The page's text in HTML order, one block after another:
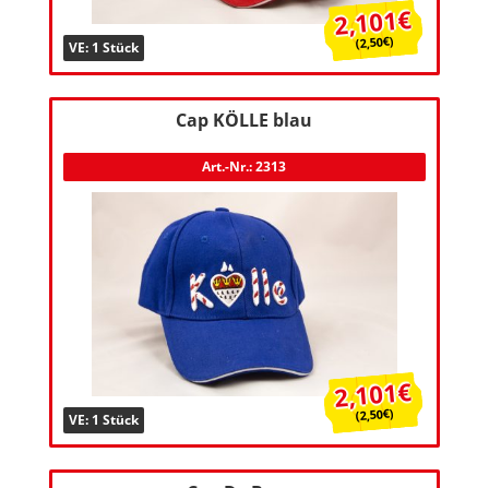
VE: 1 Stück
2,101€
(2,50€)
Cap KÖLLE blau
Art.-Nr.: 2313
VE: 1 Stück
2,101€
(2,50€)